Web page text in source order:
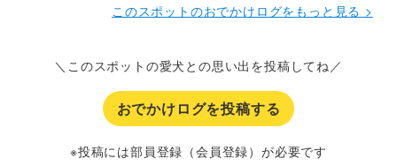
このスポットのおでかけログをもっと見る >
＼このスポットの愛犬との思い出を投稿してね／
おでかけログを投稿する
※投稿には部員登録（会員登録）が必要です